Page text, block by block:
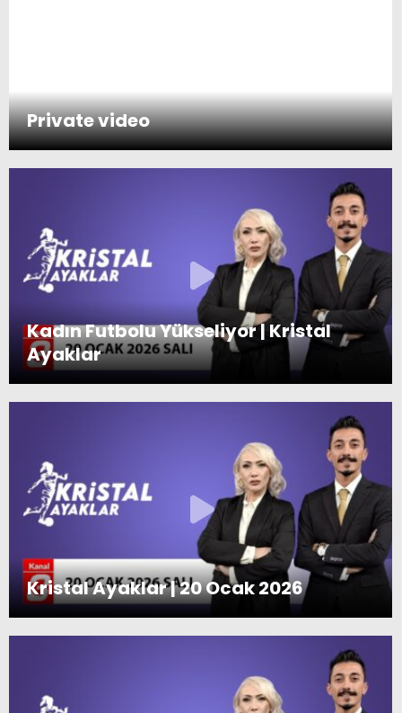
Private video
Kadın Futbolu Yükseliyor | Kristal
Ayaklar
Kristal Ayaklar | 20 Ocak 2026